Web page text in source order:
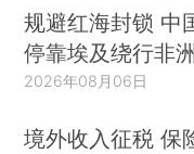
规避红海封锁 中
停靠埃及绕行非洲
2026年08月06日
境外收入征税 保